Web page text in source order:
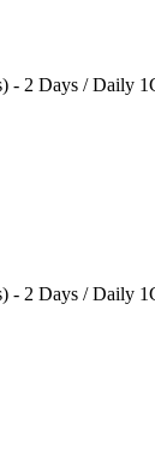
- 2 Days / Daily
- 2 Days / Daily